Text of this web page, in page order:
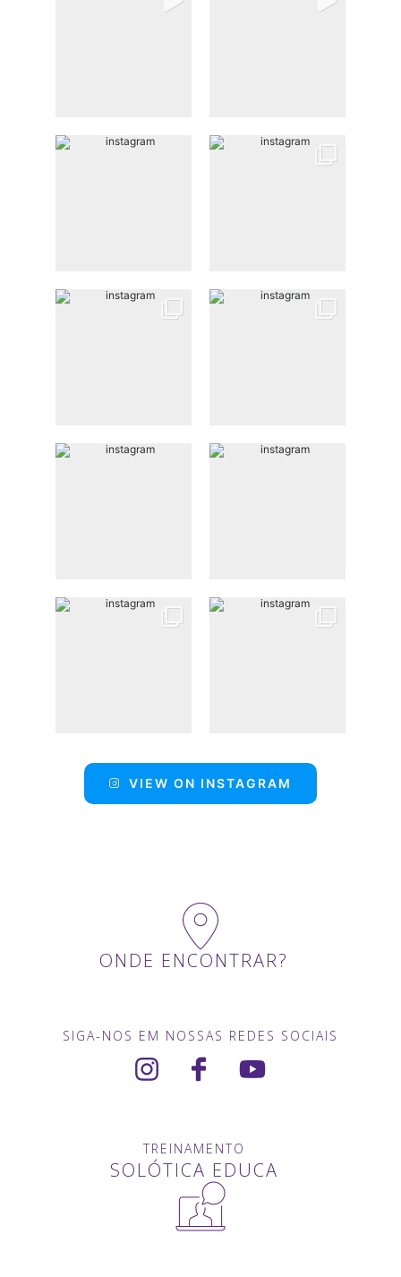
VIEW ON INSTAGRAM
ONDE ENCONTRAR?
SIGA-NOS EM NOSSAS REDES SOCIAIS
TREINAMENTO
SOLÓTICA EDUCA